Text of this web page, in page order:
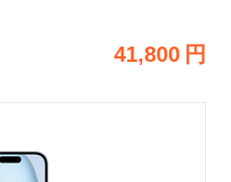
41,800 円